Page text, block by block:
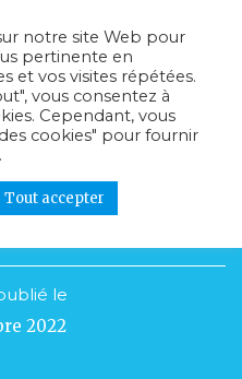
le
2022
notre site Web pour
pertinente en
et vos visites répétées.
vous consentez à
Cependant, vous
cookies" pour fournir
Tout accepter